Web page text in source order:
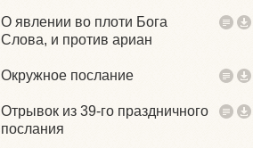
О явлении во плоти Бога
Слова, и против ариан
Окружное послание
Отрывок из 39-го праздничного
послания